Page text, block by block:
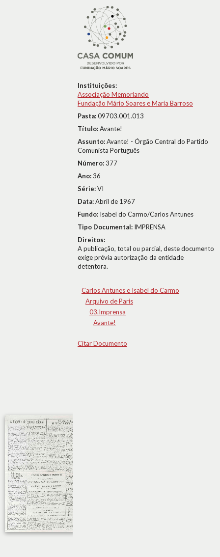
Instituições:
Associação Memoriando
Fundação Mário Soares e Maria Barroso
Pasta:09703.001.013
Título:Avante!
Assunto:Avante! - Órgão Central do Partido
Comunista Português
Número:377
Ano:36
Série:VI
Data:Abril de 1967
Fundo: Isabel do Carmo/Carlos Antunes
Tipo Documental: IMPRENSA
Direitos:
A publicação, total ou parcial, deste documento
exige prévia autorização da entidade
detentora.
Carlos Antunes e Isabel do Carmo
Arquivo de Paris
03.Imprensa
Avante!
Citar Documento